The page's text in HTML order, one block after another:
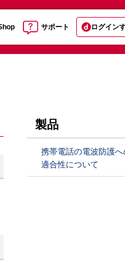
サポート ログイン
製品
携帯電話の電波防護へ
適合性について